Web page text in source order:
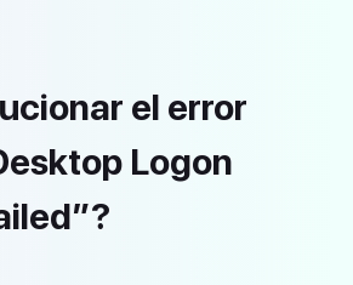
el error
Logon